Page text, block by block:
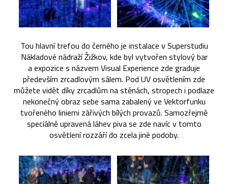
Tou hlavní trefou do černého je instalace v Superstudiu
Nákladové nádraží Žižkov, kde byl vytvořen stylový bar
a expozice s názvem Visual Experience zde graduje
především zrcadlovým sálem. Pod UV osvětlením zde
můžete vidět díky zrcadlům na stěnách, stropech i podlaze
nekonečný obraz sebe sama zabalený ve Vektorfunku
tvořeného liniemi zářivých bílých provazů. Samozřejmě
speciálně upravená láhev piva se zde navíc v tomto
osvětlení rozzáří do zcela jiné podoby.